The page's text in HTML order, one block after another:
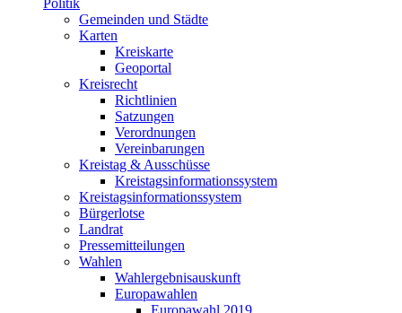
Politik
Gemeinden und Städte
Karten
Kreiskarte
Geoportal
Kreisrecht
Richtlinien
Satzungen
Verordnungen
Vereinbarungen
Kreistag & Ausschüsse
Kreistagsinformationssystem
Kreistagsinformationssystem
Bürgerlotse
Landrat
Pressemitteilungen
Wahlen
Wahlergebnisauskunft
Europawahlen
Europawahl 2019